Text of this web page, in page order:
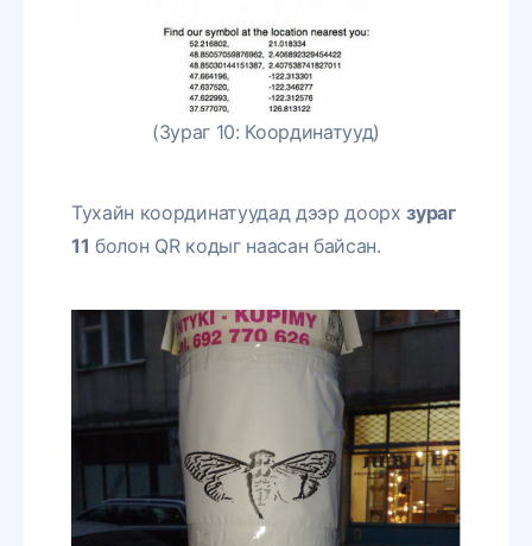
(Зураг 10: Координатууд)
Тухайн координатуудад дээр доорхзураг
11 болон QR кодыг наасан байсан.